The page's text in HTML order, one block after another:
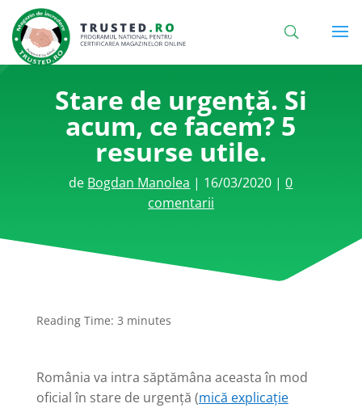
Stare de urgență. Si
acum, ce facem? 5
resurse utile.
de Bogdan Manolea | 16/03/2020 |0
comentarii
Reading Time: 3 minutes
România va intra săptămâna aceasta în mod
oficial în stare de urgență (mică explicație